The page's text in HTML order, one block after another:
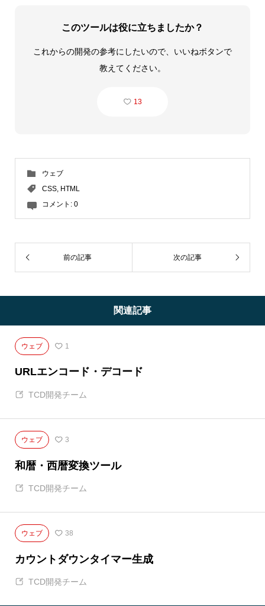
このツールは役に立ちましたか？
これからの開発の参考にしたいので、いいねボタンで
教えてください。
13
ウェブ
CSS HTML
コメント: 0
前の記事 次の記事
関連記事
ウェブ 1
URLエンコード・デコード
TCD開発チーム
ウェブ 3
和暦・西暦変換ツール
TCD開発チーム
ウェブ 38
カウントダウンタイマー生成
TCD開発チーム